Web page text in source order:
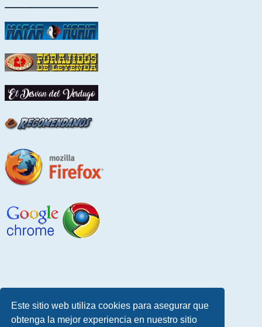
Este sitio web utiliza cookies para asegurar que
obtenga la mejor experiencia en nuestro sitio